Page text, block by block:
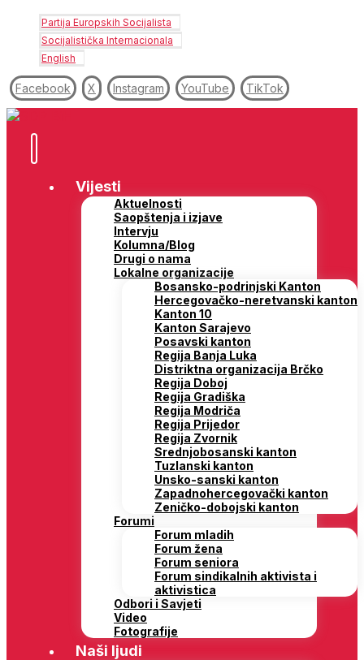
Partija Europskih Socijalista
Socijalistička Internacionala
English
Facebook X Instagram YouTube TikTok
Vijesti
Aktuelnosti
Saopštenja i izjave
Intervju
Kolumna/Blog
Drugi o nama
Lokalne organizacije
Bosansko-podrinjski Kanton
Hercegovačko-neretvanski kanton
Kanton 10
Kanton Sarajevo
Posavski kanton
Regija Banja Luka
Distriktna organizacija Brčko
Regija Doboj
Regija Gradiška
Regija Modriča
Regija Prijedor
Regija Zvornik
Srednjobosanski kanton
Tuzlanski kanton
Unsko-sanski kanton
Zapadnohercegovački kanton
Zeničko-dobojski kanton
Forumi
Forum mladih
Forum žena
Forum seniora
Forum sindikalnih aktivista i
aktivistica
Odbori i Savjeti
Video
Fotografije
Naši ljudi